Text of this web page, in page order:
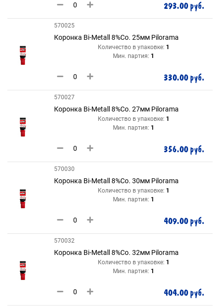
293.00 руб.
570025
Коронка Bi-Metall 8%Co. 25мм Pilorama
Количество в упаковке: 1
Мин. партия: 1
330.00 руб.
570027
Коронка Bi-Metall 8%Co. 27мм Pilorama
Количество в упаковке: 1
Мин. партия: 1
356.00 руб.
570030
Коронка Bi-Metall 8%Co. 30мм Pilorama
Количество в упаковке: 1
Мин. партия: 1
409.00 руб.
570032
Коронка Bi-Metall 8%Co. 32мм Pilorama
Количество в упаковке: 1
Мин. партия: 1
404.00 руб.